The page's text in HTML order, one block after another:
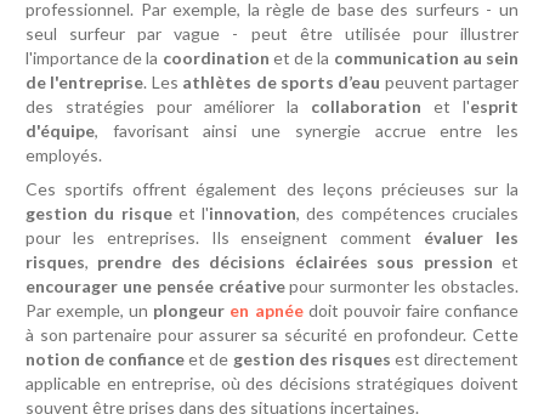
professionnel. Par exemple, la règle de base des surfeurs - un
seul surfeur par vague - peut être utilisée pour illustrer
l'importance de la coordination et de la communication au sein
de l'entreprise. Les athlètes de sports d’eau peuvent partager
des stratégies pour améliorer la collaboration et l'esprit
d'équipe, favorisant ainsi une synergie accrue entre les
employés.
Ces sportifs offrent également des leçons précieuses sur la
gestion du risque et l'innovation, des compétences cruciales
pour les entreprises. Ils enseignent comment évaluer les
risques, prendre des décisions éclairées sous pression et
encourager une pensée créativepour surmonter les obstacles.
Par exemple, un plongeur en apnéedoit pouvoir faire confiance
à son partenaire pour assurer sa sécurité en profondeur. Cette
notion de confianceet de gestion des risques est directement
applicable en entreprise, où des décisions stratégiques doivent
souvent être prises dans des situations incertaines.